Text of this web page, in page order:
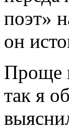
поэт»
он
Проще
так я